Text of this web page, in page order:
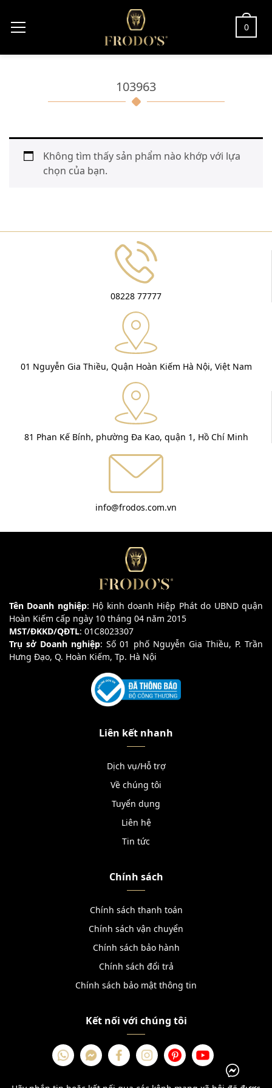
0
103963
Không tìm thấy sản phẩm nào khớp với lựa
chọn của bạn.
08228 77777
01 Nguyễn Gia Thiều, Quận Hoàn Kiếm Hà Nội, Việt Nam
81 Phan Kế Bính, phường Đa Kao, quận 1, Hồ Chí Minh
info@frodos.com.vn
Tên Doanh nghiệp: Hộ kinh doanh Hiệp Phát do UBND quận
Hoàn Kiếm cấp ngày 10 tháng 04 năm 2015
MST/ĐKKD/QĐTL: 01C8023307
Trụ sở Doanh nghiệp: Số 01 phố Nguyễn Gia Thiều, P. Trần
Hưng Đạo, Q. Hoàn Kiếm, Tp. Hà Nội
Liên kết nhanh
Dịch vụ/Hỗ trợ
Về chúng tôi
Tuyển dụng
Liên hệ
Tin tức
Chính sách
Chính sách thanh toán
Chính sách vận chuyển
Chính sách bảo hành
Chính sách đổi trả
Chính sách bảo mật thông tin
Kết nối với chúng tôi